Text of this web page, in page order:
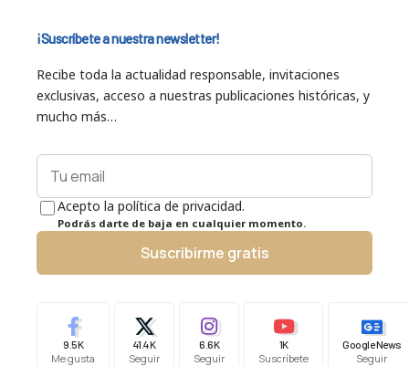
¡Suscríbete a nuestra newsletter!
Recibe toda la actualidad responsable, invitaciones
exclusivas, acceso a nuestras publicaciones históricas, y
mucho más…
Acepto la política de privacidad.
Podrás darte de baja en cualquier momento.
Suscribirme gratis
9.5K
Me gusta
41.4K
Seguir
6.6K
Seguir
1K
Suscríbete
Google News
Seguir